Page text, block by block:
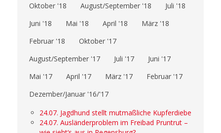
Oktober '18
August/September '18
Juli '18
Juni '18
Mai '18 April '18
März '18
Februar '18
Oktober '17
August/September '17
Juli '17
Juni '17
Mai '17
April '17 März '17
Februar '17
Dezember/Januar '16/'17
24.07. Jagdhund stellt mutmaßliche Kupferdiebe
24.07. Ausländerproblem im Freibad Pruntrut –